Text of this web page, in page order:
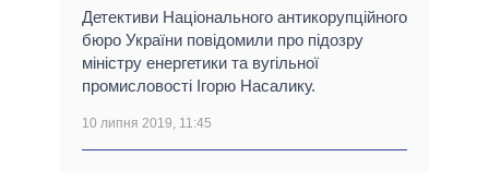
Детективи Національного антикорупційного
бюро України повідомили про підозру
міністру енергетики та вугільної
промисловості Ігорю Насалику.
10 липня 2019, 11:45